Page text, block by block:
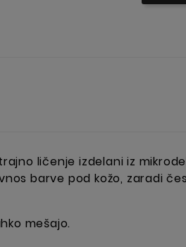
ličenje izdelani iz
barve pod kožo, zaradi
mešajo.